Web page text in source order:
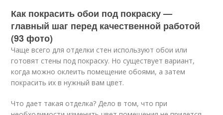
Как покрасить обои под покраску —
главный шаг перед качественной работой
(93 фото)
Чаще всего для отделки стен используют обои или
готовят стены под покраску. Но существует вариант,
когда можно оклеить помещение обоями, а затем
покрасить их в нужный вам цвет.
Что дает такая отделка? Дело в том, что при